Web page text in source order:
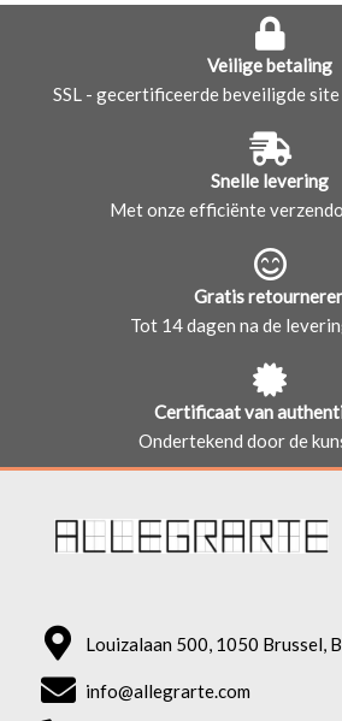
Veilige betaling
SSL - gecertificeerde beveiligde
Snelle levering
Met onze efficiënte
Gratis
Tot 14 dagen na de
Certificaat van
Ondertekend door de
Louizalaan 500, 1050 Brussel,
info@allegrarte.com